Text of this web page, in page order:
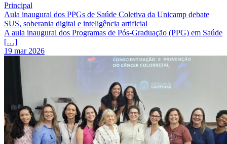
Principal
Aula inaugural dos PPGs de Saúde Coletiva da Unicamp debate
SUS, soberania digital e inteligência artificial
A aula inaugural dos Programas de Pós-Graduação (PPG) em Saúde
[…]
19 mar 2026